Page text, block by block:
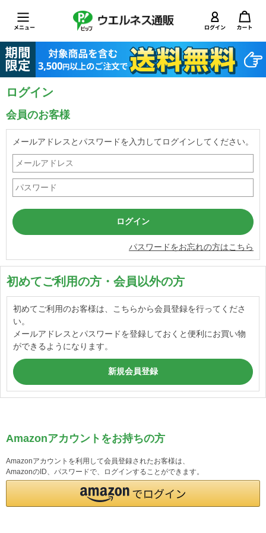
ログイン
会員のお客様
メールアドレスとパスワードを入力してログインしてください。
パスワードをお忘れの方はこちら
初めてご利用の方・会員以外の方
初めてご利用のお客様は、こちらから会員登録を行ってくださ
い。
メールアドレスとパスワードを登録しておくと便利にお買い物
ができるようになります。
Amazonアカウントをお持ちの方
Amazonアカウントを利用して会員登録されたお客様は、
AmazonのID、パスワードで、ログインすることができます。